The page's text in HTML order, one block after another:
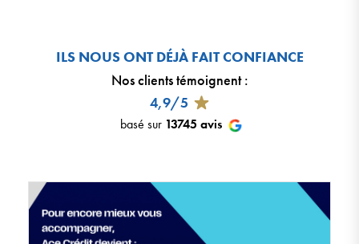
ILS NOUS ONT DÉJÀ FAIT CONFIANCE
Nos clients témoignent:
4,9/5
basé sur 13745 avis